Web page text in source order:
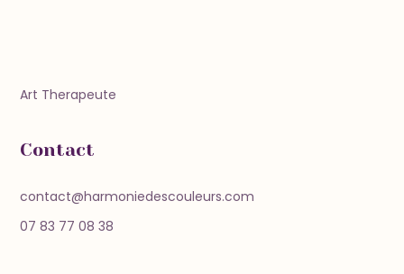
Art Therapeute
Contact
contact@harmoniedescouleurs.com
07 83 77 08 38